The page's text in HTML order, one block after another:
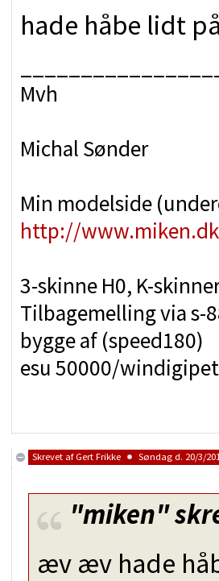
hade håbe lidt
Mvh
Michal Sønder
Min modelside
http://www.miken.dk
3-skinne H0, K-
Tilbagemelling via s-
bygge af (speed180)
esu 50000/
Skrevet af Gert Frikke Søndag d. 20/3/
"miken"
æv æv hade